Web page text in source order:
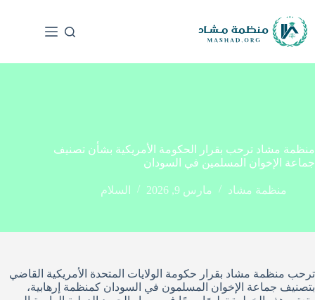
منظمة مشاد ترحب بقرار الحكومة الأمريكية بشأن تصنيف
جماعة الإخوان المسلمين في السودان
منظمة مشاد مارس 9, 2026 السلام
ترحب منظمة مشاد بقرار حكومة الولايات المتحدة الأمريكية القاضي
بتصنيف جماعة الإخوان المسلمون في السودان كمنظمة إرهابية،